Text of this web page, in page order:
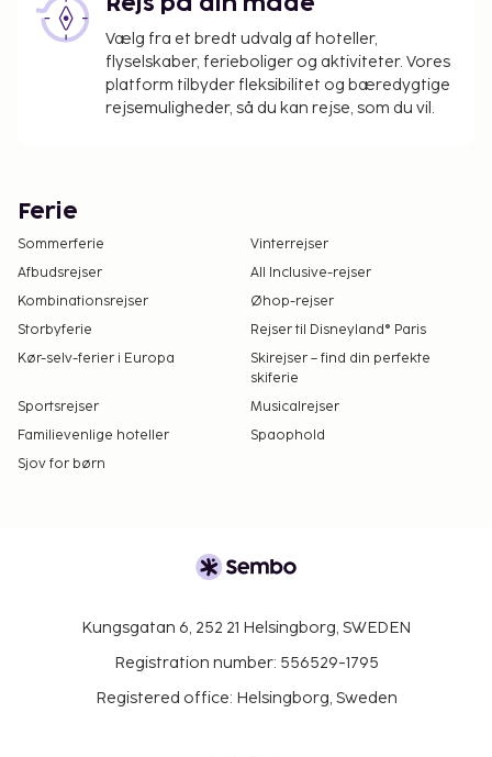
Rejs på din måde
Vælg fra et bredt udvalg af hoteller,
flyselskaber, ferieboliger og aktiviteter. Vores
platform tilbyder fleksibilitet og bæredygtige
rejsemuligheder, så du kan rejse, som du vil.
Ferie
Sommerferie
Vinterrejser
Afbudsrejser
All Inclusive-rejser
Kombinationsrejser
Øhop-rejser
Storbyferie
Rejser til Disneyland® Paris
Kør-selv-ferier i Europa
Skirejser – find din perfekte
skiferie
Sportsrejser
Musicalrejser
Familievenlige hoteller
Spaophold
Sjov for børn
Kungsgatan 6, 252 21 Helsingborg, SWEDEN
Registration number: 556529-1795
Registered office: Helsingborg, Sweden